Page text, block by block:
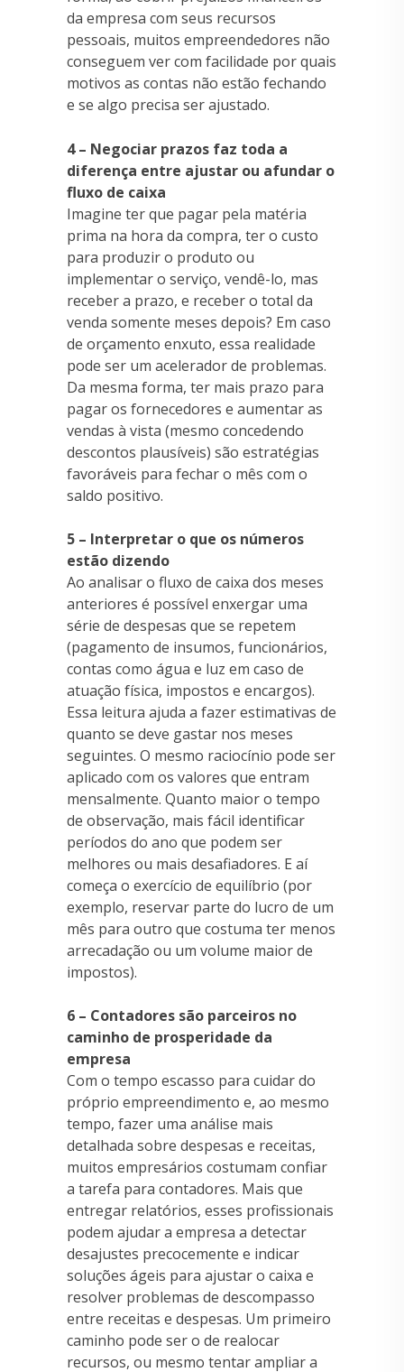
da empresa com seus recursos
pessoais, muitos empreendedores não
conseguem ver com facilidade por quais
motivos as contas não estão fechando
e se algo precisa ser ajustado.
4 – Negociar prazos faz toda a
diferença entre ajustar ou afundar o
fluxo de caixa
Imagine ter que pagar pela matéria
prima na hora da compra, ter o custo
para produzir o produto ou
implementar o serviço, vendê-lo, mas
receber a prazo, e receber o total da
venda somente meses depois? Em caso
de orçamento enxuto, essa realidade
pode ser um acelerador de problemas.
Da mesma forma, ter mais prazo para
pagar os fornecedores e aumentar as
vendas à vista (mesmo concedendo
descontos plausíveis) são estratégias
favoráveis para fechar o mês com o
saldo positivo.
5 – Interpretar o que os números
estão dizendo
Ao analisar o fluxo de caixa dos meses
anteriores é possível enxergar uma
série de despesas que se repetem
(pagamento de insumos, funcionários,
contas como água e luz em caso de
atuação física, impostos e encargos).
Essa leitura ajuda a fazer estimativas de
quanto se deve gastar nos meses
seguintes. O mesmo raciocínio pode ser
aplicado com os valores que entram
mensalmente. Quanto maior o tempo
de observação, mais fácil identificar
períodos do ano que podem ser
melhores ou mais desafiadores. E aí
começa o exercício de equilíbrio (por
exemplo, reservar parte do lucro de um
mês para outro que costuma ter menos
arrecadação ou um volume maior de
impostos).
6 – Contadores são parceiros no
caminho de prosperidade da
empresa
Com o tempo escasso para cuidar do
próprio empreendimento e, ao mesmo
tempo, fazer uma análise mais
detalhada sobre despesas e receitas,
muitos empresários costumam confiar
a tarefa para contadores. Mais que
entregar relatórios, esses profissionais
podem ajudar a empresa a detectar
desajustes precocemente e indicar
soluções ágeis para ajustar o caixa e
resolver problemas de descompasso
entre receitas e despesas. Um primeiro
caminho pode ser o de realocar
recursos, ou mesmo tentar ampliar a